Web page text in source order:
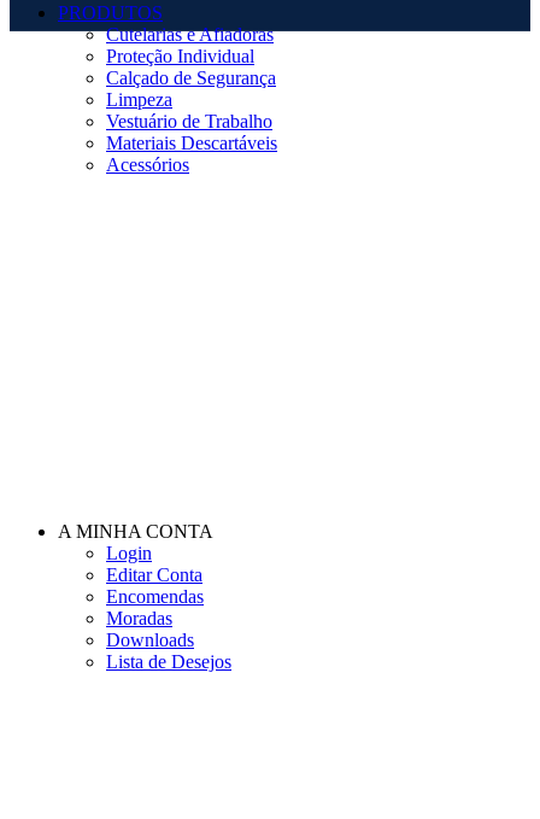
PRODUTOS
Cutelarias e Afiadoras
Proteção Individual
Calçado de Segurança
Limpeza
Vestuário de Trabalho
Materiais Descartáveis
Acessórios
A MINHA CONTA
Login
Editar Conta
Encomendas
Moradas
Downloads
Lista de Desejos